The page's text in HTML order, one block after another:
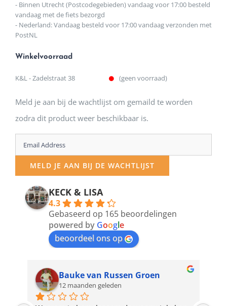
- Binnen Utrecht (Postcodegebieden) vandaag voor 17:00 besteld
vandaag met de fiets bezorgd
- Nederland: Vandaag besteld voor 17:00 vandaag verzonden met
PostNL
Winkelvoorraad
K&L - Zadelstraat 38 (geen voorraad)
Meld je aan bij de wachtlijst om gemaild te worden
zodra dit product weer beschikbaar is.
Enter
your
email
address
product
MELD JE AAN BIJ DE WACHTLIJST
KECK & LISA
4.3
Gebaseerd op 165 beoordelingen
powered by Google
beoordeel ons op
Bauke van Russen Groen
12 maanden geleden